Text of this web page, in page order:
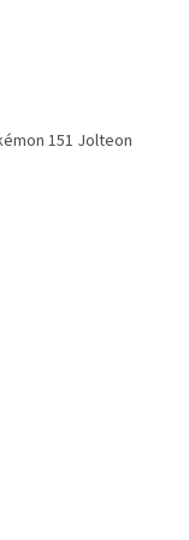
151 Jolteon